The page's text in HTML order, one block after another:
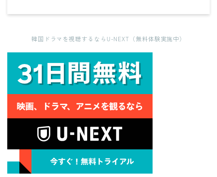
韓国ドラマを視聴するならU-NEXT（無料体験実施中）